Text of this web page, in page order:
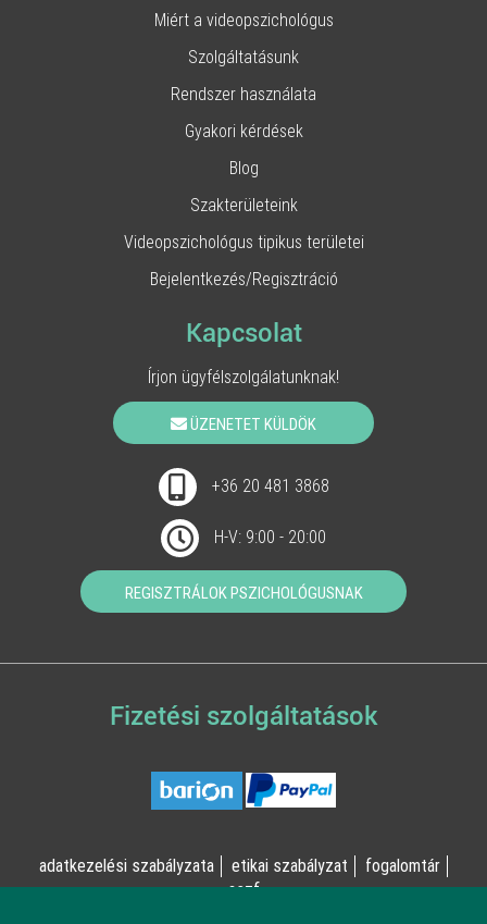
Miért a videopszichológus
Szolgáltatásunk
Rendszer használata
Gyakori kérdések
Blog
Szakterületeink
Videopszichológus tipikus területei
Bejelentkezés/Regisztráció
Kapcsolat
Írjon ügyfélszolgálatunknak!
ÜZENETET KÜLDÖK
+36 20 481 3868
H-V: 9:00 - 20:00
REGISZTRÁLOK PSZICHOLÓGUSNAK
Fizetési szolgáltatások
adatkezelési szabályzata etikai szabályzat
fogalomtár
aszf